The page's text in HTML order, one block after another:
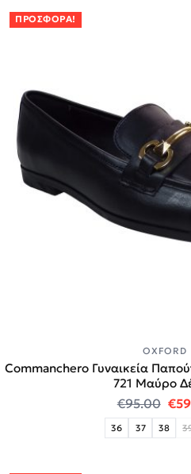
ΠΡΟΣΦΟΡΆ!
OXFORD
Commanchero Γυναικεία
721 Μαύρο
€95.00 €
36 37 38